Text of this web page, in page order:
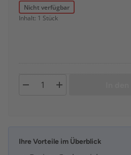
Nicht verfügbar
Inhalt: 1 Stück
Ihre Vorteile im Überblick